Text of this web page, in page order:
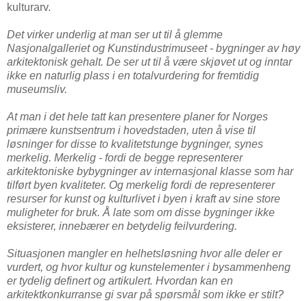
kulturarv.
Det virker underlig at man ser ut til å glemme
Nasjonalgalleriet og Kunstindustrimuseet - bygninger av høy
arkitektonisk gehalt. De ser ut til å være skjøvet ut og inntar
ikke en naturlig plass i en totalvurdering for fremtidig
museumsliv.
At man i det hele tatt kan presentere planer for Norges
primære kunstsentrum i hovedstaden, uten å vise til
løsninger for disse to kvalitetstunge bygninger, synes
merkelig. Merkelig - fordi de begge representerer
arkitektoniske bybygninger av internasjonal klasse som har
tilført byen kvaliteter. Og merkelig fordi de representerer
resurser for kunst og kulturlivet i byen i kraft av sine store
muligheter for bruk. Å late som om disse bygninger ikke
eksisterer, innebærer en betydelig feilvurdering.
Situasjonen mangler en helhetsløsning hvor alle deler er
vurdert, og hvor kultur og kunstelementer i bysammenheng
er tydelig definert og artikulert. Hvordan kan en
arkitektkonkurranse gi svar på spørsmål som ikke er stilt?